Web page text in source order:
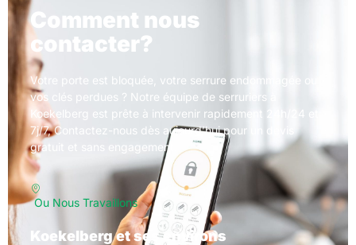
Comment nous
contacter?
Votre porte est bloquée, votre serrure endommagée ou
vos clés perdues ? Notre équipe de serruriers à
Koekelberg est prête à intervenir rapidement 24h/24 et
7j/7, Contactez-nous dès aujourd’hui pour un devis
gratuit et sans engagement.
Ou Nous Travaillons
Koekelberg et ses environs